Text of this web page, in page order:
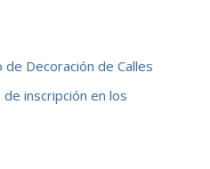
de Decoración de Calles
inscripción en los